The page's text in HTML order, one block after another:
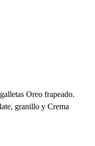
Oreo frapeado.
granillo y Crema